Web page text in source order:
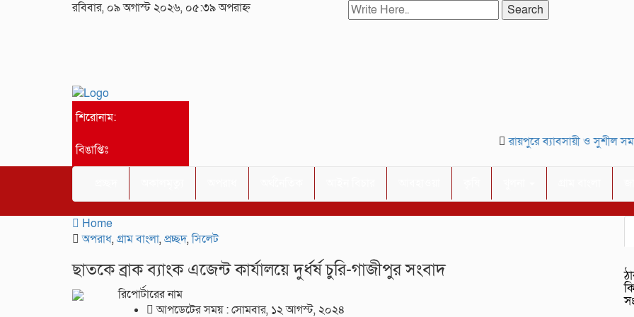
রবিবার, ০৯ অগাস্ট ২০২৬, ০৫:৩৯ অপরাহ্ন Search
শিরোনাম:
বিঙাপ্তিঃ
রায়পুরে ব্যাবসায়ী ও সুশীল
Home
অপরাধ,গ্রাম বাংলা,প্রচ্ছদ,সিলেট
ছাতকে ব্রাক ব্যাংক এজেন্ট কার্যালয়ে দুর্ধর্ষ চুরি-গাজীপুর সংবাদ
রিপোর্টারের নাম
আপডেটের সময় : সোমবার, ১২ আগস্ট, ২০২৪